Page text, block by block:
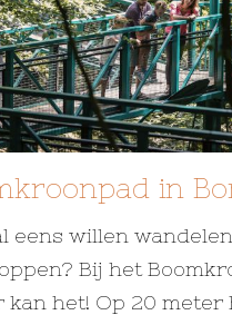
in
eens willen
Bij het
kan het! Op 20 meter